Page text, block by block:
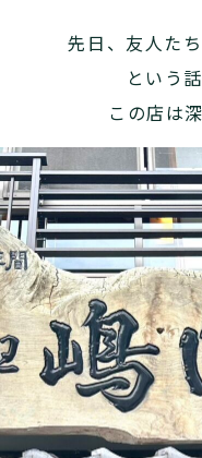
先日、友人た
という
この店は